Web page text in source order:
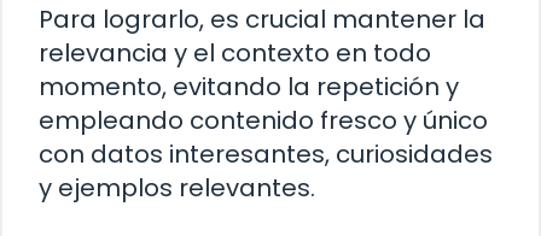
Para lograrlo, es crucial mantener la
relevancia y el contexto en todo
momento, evitando la repetición y
empleando contenido fresco y único
con datos interesantes, curiosidades
y ejemplos relevantes.